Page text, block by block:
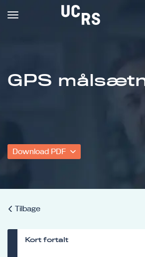
Om UCRS
GPS
Download PDF
Tilbage
Kort fortalt